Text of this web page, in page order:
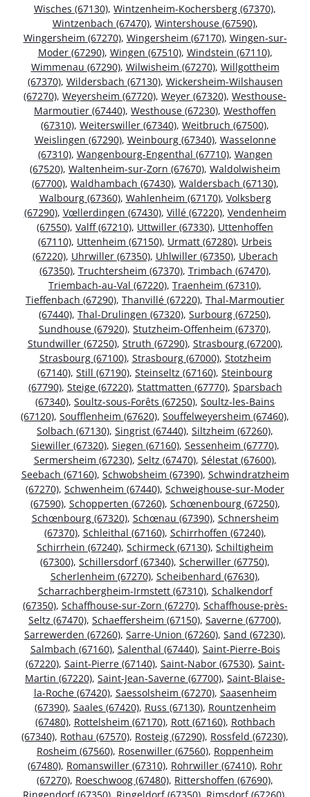
Wisches (67130), Wintzenheim-Kochersberg (67370),
Wintzenbach (67470), Wintershouse (67590),
Wingersheim (67270), Wingersheim (67170), Wingen-sur-
Moder (67290), Wingen (67510), Windstein (67110),
Wimmenau (67290), Wilwisheim (67270), Willgottheim
(67370), Wildersbach (67130), Wickersheim-Wilshausen
(67270), Weyersheim (67720), Weyer (67320), Westhouse-
Marmoutier (67440), Westhouse (67230), Westhoffen
(67310), Weiterswiller (67340), Weitbruch (67500),
Weislingen (67290), Weinbourg (67340), Wasselonne
(67310), Wangenbourg-Engenthal (67710), Wangen
(67520), Waltenheim-sur-Zorn (67670), Waldolwisheim
(67700), Waldhambach (67430), Waldersbach (67130),
Walbourg (67360), Wahlenheim (67170), Volksberg
(67290), Vœllerdingen (67430), Villé (67220), Vendenheim
(67550), Valff (67210), Uttwiller (67330), Uttenhoffen
(67110), Uttenheim (67150), Urmatt (67280), Urbeis
(67220), Uhrwiller (67350), Uhlwiller (67350), Uberach
(67350), Truchtersheim (67370), Trimbach (67470),
Triembach-au-Val (67220), Traenheim (67310),
Tieffenbach (67290), Thanvillé (67220), Thal-Marmoutier
(67440), Thal-Drulingen (67320), Surbourg (67250),
Sundhouse (67920), Stutzheim-Offenheim (67370),
Stundwiller (67250), Struth (67290), Strasbourg (67200),
Strasbourg (67100), Strasbourg (67000), Stotzheim
(67140), Still (67190), Steinseltz (67160), Steinbourg
(67790), Steige (67220), Stattmatten (67770), Sparsbach
(67340), Soultz-sous-Forêts (67250), Soultz-les-Bains
(67120), Soufflenheim (67620), Souffelweyersheim (67460),
Solbach (67130), Singrist (67440), Siltzheim (67260),
Siewiller (67320), Siegen (67160), Sessenheim (67770),
Sermersheim (67230), Seltz (67470), Sélestat (67600),
Seebach (67160), Schwobsheim (67390), Schwindratzheim
(67270), Schwenheim (67440), Schweighouse-sur-Moder
(67590), Schopperten (67260), Schœnenbourg (67250),
Schœnbourg (67320), Schœnau (67390), Schnersheim
(67370), Schleithal (67160), Schirrhoffen (67240),
Schirrhein (67240), Schirmeck (67130), Schiltigheim
(67300), Schillersdorf (67340), Scherwiller (67750),
Scherlenheim (67270), Scheibenhard (67630),
Scharrachbergheim-Irmstett (67310), Schalkendorf
(67350), Schaffhouse-sur-Zorn (67270), Schaffhouse-près-
Seltz (67470), Schaeffersheim (67150), Saverne (67700),
Sarrewerden (67260), Sarre-Union (67260), Sand (67230),
Salmbach (67160), Salenthal (67440), Saint-Pierre-Bois
(67220), Saint-Pierre (67140), Saint-Nabor (67530), Saint-
Martin (67220), Saint-Jean-Saverne (67700), Saint-Blaise-
la-Roche (67420), Saessolsheim (67270), Saasenheim
(67390), Saales (67420), Russ (67130), Rountzenheim
(67480), Rottelsheim (67170), Rott (67160), Rothbach
(67340), Rothau (67570), Rosteig (67290), Rossfeld (67230),
Rosheim (67560), Rosenwiller (67560), Roppenheim
(67480), Romanswiller (67310), Rohrwiller (67410), Rohr
(67270), Roeschwoog (67480), Rittershoffen (67690),